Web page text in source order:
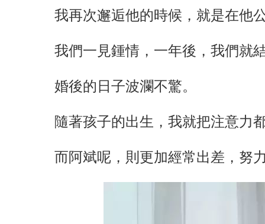
我再次邂逅他的時候，就是在他
我們一見鍾情，一年後，我們就
婚後的日子波瀾不驚。
隨著孩子的出生，我就把注意力
而阿斌呢，則更加經常出差，努